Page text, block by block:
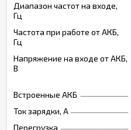
Диапазон частот на входе,
Гц
Частота при работе от АКБ,
Гц
Напряжение на входе от АКБ,
В
Встроенные АКБ
Ток зарядки, А
Перегрузка